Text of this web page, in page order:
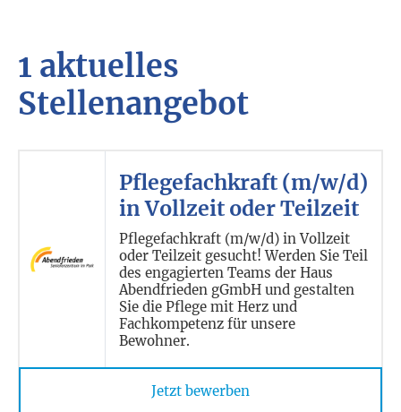
1 aktuelles
Stellenangebot
Pflegefachkraft (m/w/d)
in Vollzeit oder Teilzeit
Pflegefachkraft (m/w/d) in Vollzeit
oder Teilzeit gesucht! Werden Sie Teil
des engagierten Teams der Haus
Abendfrieden gGmbH und gestalten
Sie die Pflege mit Herz und
Fachkompetenz für unsere
Bewohner.
Jetzt bewerben